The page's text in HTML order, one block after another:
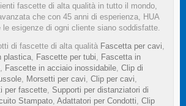
fascette di alta qualità in tutto il mondo,
che con 45 anni di esperienza, HUA
esigenze di ogni cliente siano soddisfatte.
di fascette di alta qualità Fascetta per cavi
plastica
Fascette per tubi
Fascetta in
Fascette in acciaio inossidabile Clip di
Morsetti per cavi Clip per cavi
per fascette Supporti per distanziatori di
Stampato Adattatori per Condotti Clip